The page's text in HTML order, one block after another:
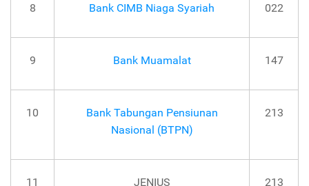
8 Bank CIMB Niaga Syariah 022
9 Bank Muamalat 147
10
Bank Tabungan Pensiunan
Nasional (BTPN)
213
11 JENIUS 213